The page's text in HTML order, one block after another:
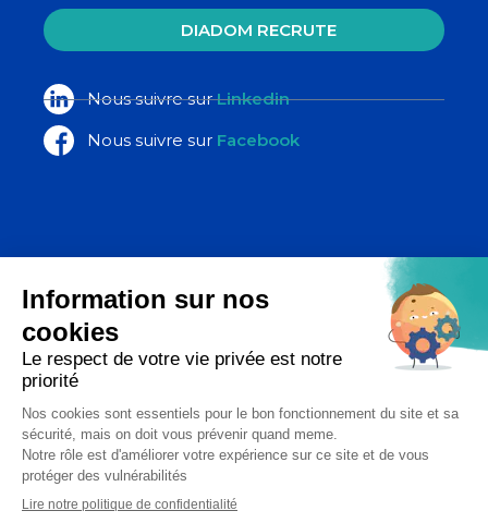
DIADOM RECRUTE
Nous suivre surLinkedin
Nous suivre sur Facebook
La Poste Santé & Autonomie,
un ensemble d’expertises du groupe
Copyright 2026 - Diadom - Tous droits réservés
Réalisation Étincelle